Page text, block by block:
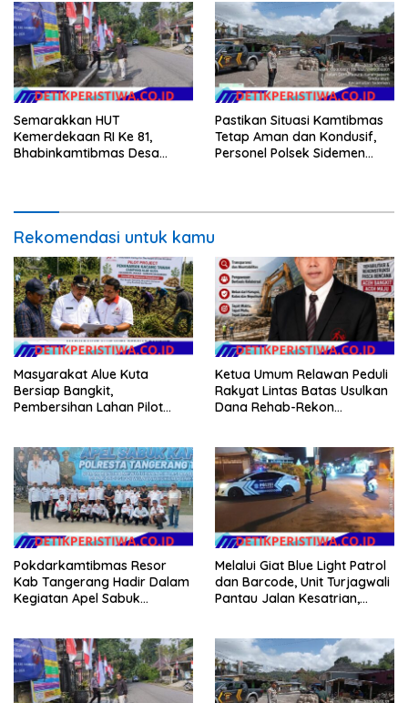
Semarakkan HUT
Kemerdekaan RI Ke 81,
Bhabinkamtibmas Desa
Pastikan Situasi Kamtibmas
Tetap Aman dan Kondusif,
Personel Polsek Sidemen
Rekomendasi untuk kamu
Masyarakat Alue Kuta
Bersiap Bangkit,
Pembersihan Lahan Pilot
Ketua Umum Relawan Peduli
Rakyat Lintas Batas Usulkan
Dana Rehab-Rekon
Pemerintah Pusat
Pokdarkamtibmas Resor
Kab Tangerang Hadir Dalam
Kegiatan Apel Sabuk
Melalui Giat Blue Light Patrol
dan Barcode, Unit Turjagwali
Pantau Jalan Kesatrian,